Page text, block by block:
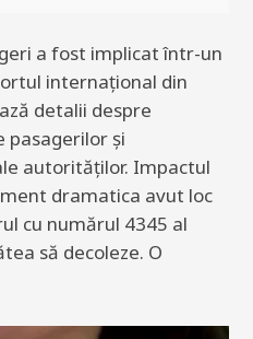
a fost implicat într-un
internațional din
detalii despre
pasagerilor și
autorităților. Impactul
dramatica avut loc
cu numărul 4345 al
să decoleze. O